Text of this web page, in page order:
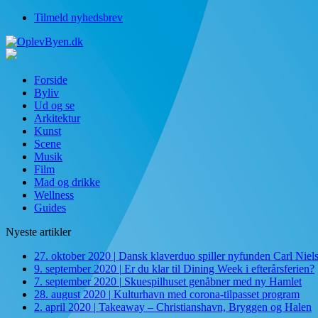
Tilmeld nyhedsbrev
Forside
Byliv
Ud og se
Arkitektur
Kunst
Scene
Musik
Film
Mad og drikke
Wellness
Guides
Nyeste artikler
27. oktober 2020 | Dansk klaverduo spiller nyfunden Carl
9. september 2020 | Er du klar til Dining Week i efterårsferien?
7. september 2020 | Skuespilhuset genåbner med ny Hamlet
28. august 2020 | Kulturhavn med corona-tilpasset program
2. april 2020 | Takeaway – Christianshavn, Bryggen og Halen